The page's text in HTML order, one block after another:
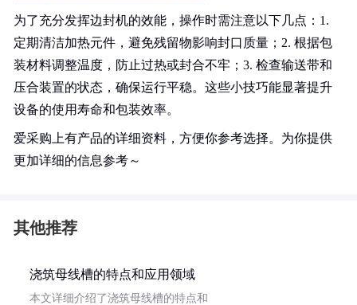
为了充分发挥边封机的效能，操作时需注意以下几点：1.
定期清洁加热元件，避免残留物影响封口质量；2. 根据包
装材料调整温度，防止过热或封合不牢；3. 检查输送带和
压合装置的状态，确保运行平稳。这些小技巧能显著提升
设备的使用寿命和包装效率。
爱采购上有产品的详细资料，方便你参考选择。为你提供
更加详细的信息参考～
其他推荐
浇筑母线槽的特点和应用领域
本文详细介绍了浇筑母线槽的特点和